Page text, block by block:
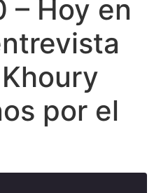
– Hoy en
por el